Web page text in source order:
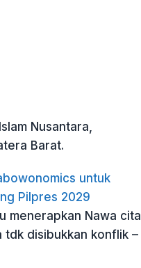
Nusantara,
Barat.
untuk
Pilpres 2029
menerapkan Nawa cita
tdk disibukkan konflik –